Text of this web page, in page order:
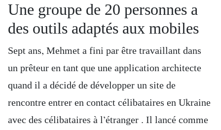
Une groupe de 20 personnes a
des outils adaptés aux mobiles
Sept ans, Mehmet a fini par être travaillant dans
un prêteur en tant que une application architecte
quand il a décidé de développer un site de
rencontre entrer en contact célibataires en Ukraine
avec des célibataires à l’étranger . Il lancé comme